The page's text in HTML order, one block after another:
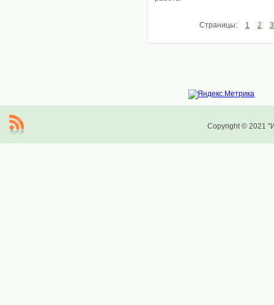
Страницы: 1 2 3
Copyright © 2021